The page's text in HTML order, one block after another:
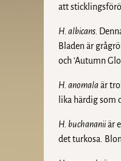
att
H. albicans.
Bladen är
och ’Autumn
H. anomalaär
lika härdig som
H. buchananiiär
det turkosa.